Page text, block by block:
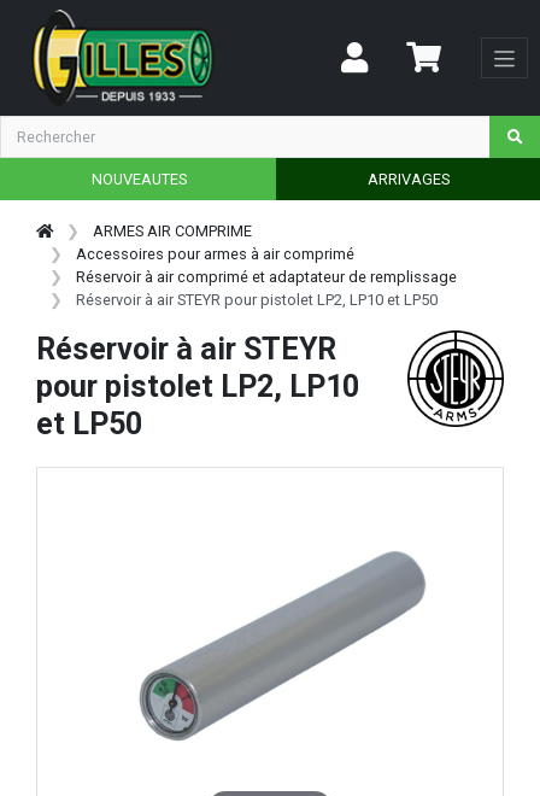
NOUVEAUTES ARRIVAGES
ARMES AIR COMPRIME
Accessoires pour armes à air comprimé
Réservoir à air comprimé et adaptateur de remplissage
Réservoir à air STEYR pour pistolet LP2, LP10 et LP50
Réservoir à air STEYR
pour pistolet LP2, LP10
et LP50